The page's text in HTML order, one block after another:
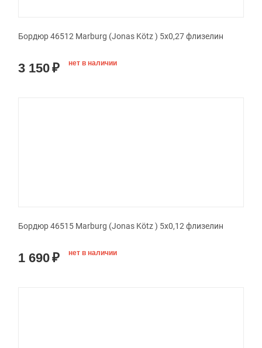
Бордюр 46512 Marburg (Jonas Kötz ) 5x0,27 флизелин
3 150₽ нет в наличии
Бордюр 46515 Marburg (Jonas Kötz ) 5x0,12 флизелин
1 690₽ нет в наличии